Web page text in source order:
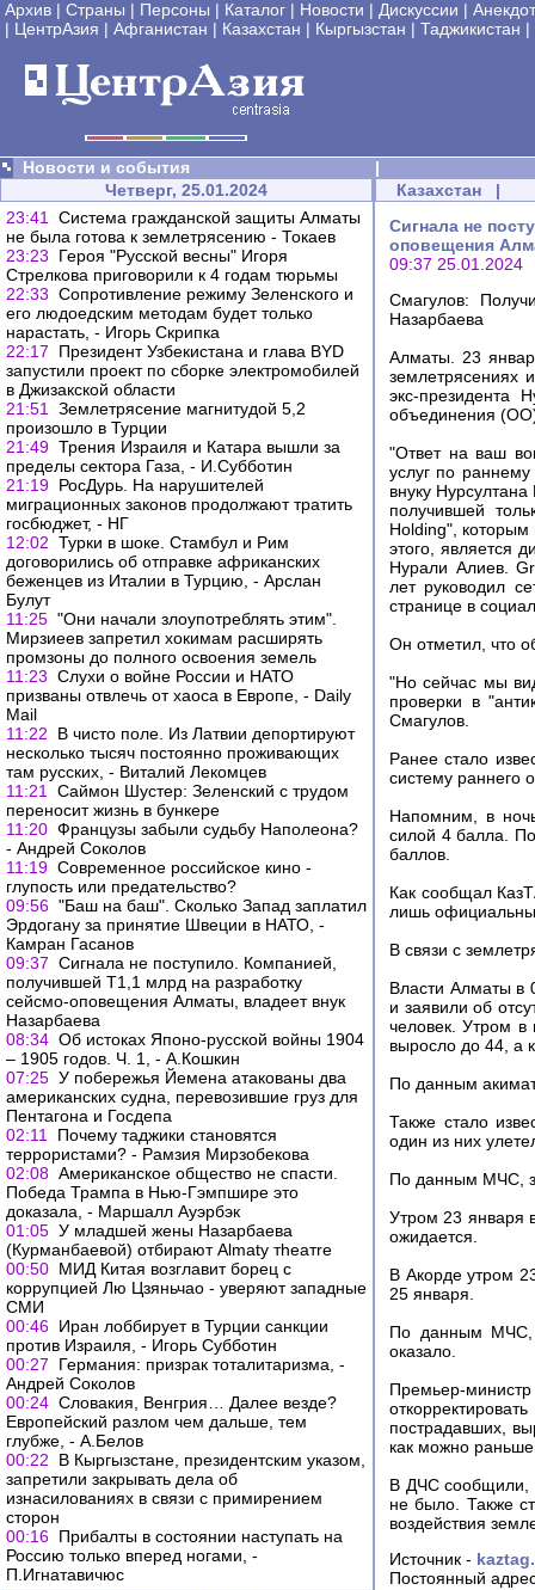
Архив | Страны | Персоны | Каталог | Новости | Дискуссии |
| ЦентрАзия | Афганистан | Казахстан | Кыргызстан | Таджикистан |
Новости и события
|
Четверг, 25.01.2024
23:41
Система гражданской защиты Алматы
не была готова к землетрясению - Токаев
23:23
Героя "Русской весны" Игоря
Стрелкова приговорили к 4 годам тюрьмы
22:33 Сопротивление режиму Зеленского и
его людоедским методам будет только
нарастать, - Игорь Скрипка
22:17
Президент Узбекистана и глава BYD
запустили проект по сборке электромобилей
в Джизакской области
21:51
Землетрясение магнитудой 5,2
произошло в Турции
21:49 Трения Израиля и Катара вышли за
пределы сектора Газа, - И.Субботин
21:19 РосДурь. На нарушителей
миграционных законов продолжают тратить
госбюджет, - НГ
12:02 Турки в шоке. Стамбул и Рим
договорились об отправке африканских
беженцев из Италии в Турцию, - Арслан
Булут
11:25 "Они начали злоупотреблять этим".
Мирзиеев запретил хокимам расширять
промзоны до полного освоения земель
11:23 Слухи о войне России и НАТО
призваны отвлечь от хаоса в Европе, - Daily
Mail
11:22
В чисто поле. Из Латвии депортируют
несколько тысяч постоянно проживающих
там русских, - Виталий Лекомцев
11:21
Саймон Шустер: Зеленский с трудом
переносит жизнь в бункере
11:20 Французы забыли судьбу Наполеона?
- Андрей Соколов
11:19 Современное российское кино -
глупость или предательство?
09:56 "Баш на баш". Сколько Запад заплатил
Эрдогану за принятие Швеции в НАТО, -
Камран Гасанов
09:37 Сигнала не поступило. Компанией,
получившей Т1,1 млрд на разработку
сейсмо-оповещения Алматы, владеет внук
Назарбаева
08:34 Об истоках Японо-русской войны 1904
– 1905 годов. Ч. 1, - А.Кошкин
07:25 У побережья Йемена атакованы два
американских судна, перевозившие груз для
Пентагона и Госдепа
02:11
Почему таджики становятся
террористами? - Рамзия Мирзобекова
02:08 Американское общество не спасти.
Победа Трампа в Нью-Гэмпшире это
доказала, - Маршалл Ауэрбэк
01:05 У младшей жены Назарбаева
(Курманбаевой) отбирают Almaty тheaтre
00:50 МИД Китая возглавит борец с
коррупцией Лю Цзяньчао - уверяют западные
СМИ
00:46 Иран лоббирует в Турции санкции
против Израиля, - Игорь Субботин
00:27
Германия: призрак тоталитаризма, -
Андрей Соколов
00:24 Словакия, Венгрия… Далее везде?
Европейский разлом чем дальше, тем
глубже, - А.Белов
00:22
В Кыргызстане, президентским указом,
запретили закрывать дела об
изнасилованиях в связи с примирением
сторон
00:16 Прибалты в состоянии наступать на
Россию только вперед ногами, -
П.Игнатавичюс
Казахстан |
Сигнала не
оповещения
09:37 25.01.2024
Смагулов:
Назарбаева
Алматы. 23
землетрясениях
экс-президента
объединения
"Ответ на ваш
услуг по
внуку
получившей
Holding",
этого, является
Нурали Алиев.
лет руководил
странице в
Он отметил, что
"Но сейчас мы
проверки в
Смагулов.
Ранее стало
систему раннего
Напомним, в
силой 4 балла.
баллов.
Как сообщал
лишь
В связи с
Власти Алматы в
и заявили об
человек. Утром
выросло до 44, а
По данным
Также стало
один из них
По данным МЧС,
Утром 23 января
ожидается.
В Акорде утром
25 января.
По данным МЧС,
оказало.
Премьер-
пострадавших,
как можно
В ДЧС сообщили,
не было. Также
воздействия
Источник -
Постоянный